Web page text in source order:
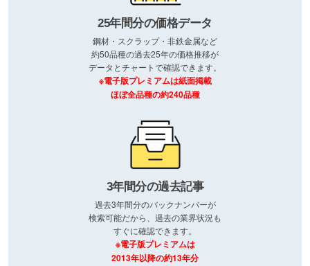
25年間分の価格データ
鋼材・スクラップ・非鉄金属など
約50品種の過去25年の価格推移が
データとチャートで確認できます。
※電子版プレミアムは紙面掲載
ほぼ全品種の約240品種
3年間分の過去記事
過去3年間分のバックナンバーが
検索可能だから、過去の業界状況も
すぐに確認できます。
※電子版プレミアムは
2013年以降の約13年分